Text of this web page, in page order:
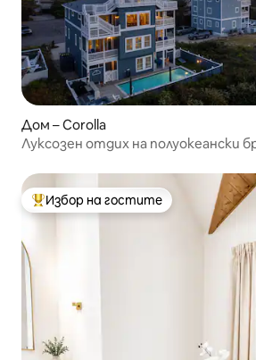
Дом – Corolla
Луксозен отдих на полуокеански
Най-популярен избор на гостите
Избор на гостите